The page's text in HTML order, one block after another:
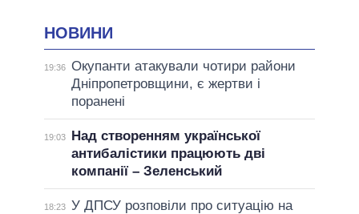
НОВИНИ
19:36 Окупанти атакували чотири райони
Дніпропетровщини, є жертви і
поранені
19:03
Над створенням української
антибалістики працюють дві
компанії – Зеленський
18:23 У ДПСУ розповіли про ситуацію на